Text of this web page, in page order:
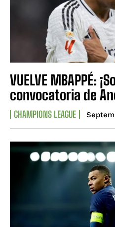
VUELVE MBAPPÉ:
convocatoria de
CHAMPIONS LEAGUE